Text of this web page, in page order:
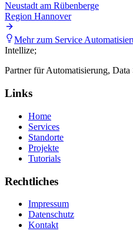
Neustadt am Rübenberge
Region Hannover
Mehr zum Service
Intellize;
Partner für Automatisierung,
Links
Home
Services
Standorte
Projekte
Tutorials
Rechtliches
Impressum
Datenschutz
Kontakt